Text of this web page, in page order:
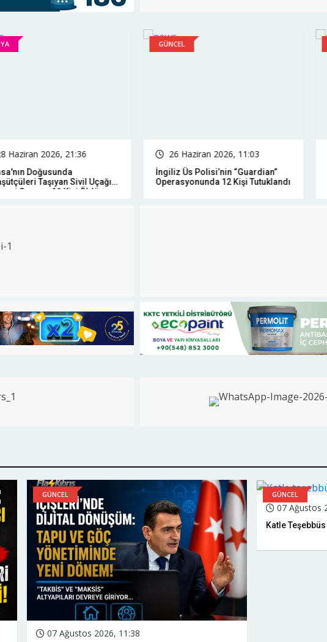
Haziran 2026, 21:36
Doğusunda
Taşıyan Sivil Uçağın
Sonucu 11 Kişi Öldü
GÜNCEL
26 Haziran 2026, 11:03
İngiliz Üs Polisi’nin “Guardian”
Operasyonunda 12 Kişi Tutuklandı
GÜNCEL
07 Ağustos 2026, 11:38
GÜNCEL
07 Ağustos
Katle